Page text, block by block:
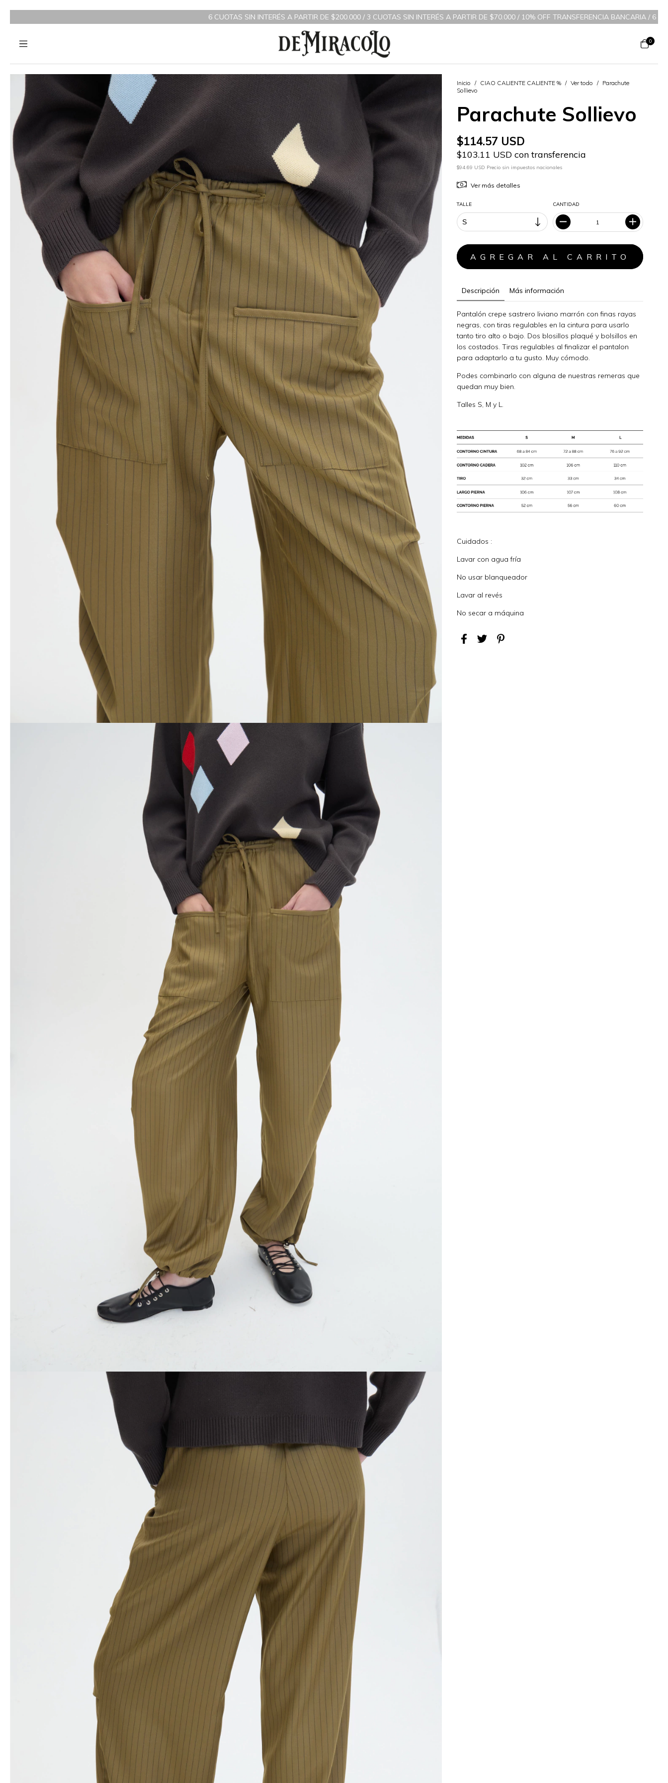
6 CUOTAS SIN INTERÉS A PARTIR DE $200.000 / 3 CUOTAS SIN INTERÉS A PARTIR DE $70.000 / 10% OFF TRANSFERENCIA BANCARIA/6 CUOTAS SIN INTERÉS
0
Inicio / CIAO CALIENTE CALIENTE % / Ver todo / Parachute
Sollievo
Parachute Sollievo
$114.57 USD
$103.11 USD con transferencia
$94.69 USD Precio sin impuestos nacionales
Ver más detalles
TALLE CANTIDAD
Descripción Más información
Pantalón crepe sastrero liviano marrón con finas rayas
negras, con tiras regulables en la cintura para usarlo
tanto tiro alto o bajo. Dos blosillos plaqué y bolsillos en
los costados. Tiras regulables al finalizar el pantalon
para adaptarlo a tu gusto. Muy cómodo.
Podes combinarlo con alguna de nuestras remeras que
quedan muy bien.
Talles S, M y L.
Cuidados :
Lavar con agua fría
No usar blanqueador
Lavar al revés
No secar a máquina